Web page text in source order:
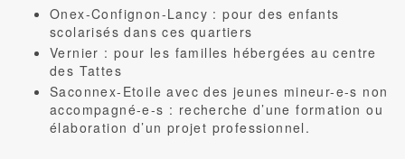
Onex-Confignon-Lancy : pour des enfants
scolarisés dans ces quartiers
Vernier : pour les familles hébergées au centre
des Tattes
Saconnex-Etoile avec des jeunes mineur-e-s non
accompagné-e-s : recherche d’une formation ou
élaboration d’un projet professionnel.